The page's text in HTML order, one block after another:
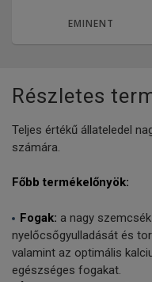
EMINENT
Részletes
Teljes értékű állateledel
számára.
Főbb termékelőnyök:
Fogak: a nagy
nyelőcsőgyulladását és
valamint az optimális
egészséges fogakat.